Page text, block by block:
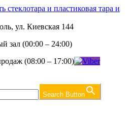
ул. Киевская 144
зал (00:00 – 24:00)
(08:00 – 17:00)
Search Button